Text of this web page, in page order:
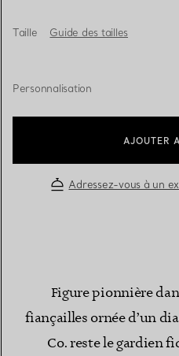
Taille Guide des tailles
Personnalisation
AJOUTER
Adressez-vous à un
Figure pionnière
fiançailles ornée d’un
Co. reste le gardien